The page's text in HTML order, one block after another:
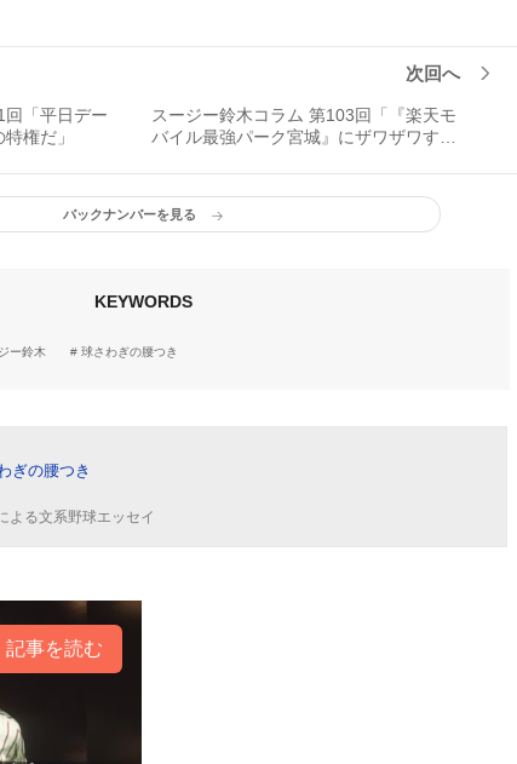
回「平日デー
権だ」
次回へ
スージー鈴木コラム 第103回「『楽天モ
バイル最強パーク宮城』にザワザワす
バックナンバーを見る
KEYWORDS
ー鈴木 球さわぎの腰つき
ぎの腰つき
よる文系野球エッセイ
記事を読む